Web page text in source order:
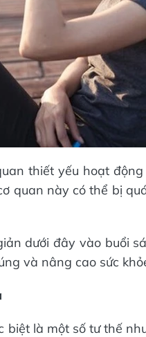
thiết yếu hoạt
quan này có thể bị
dưới đây vào buổi
và nâng cao sức
biệt là một số tư thế